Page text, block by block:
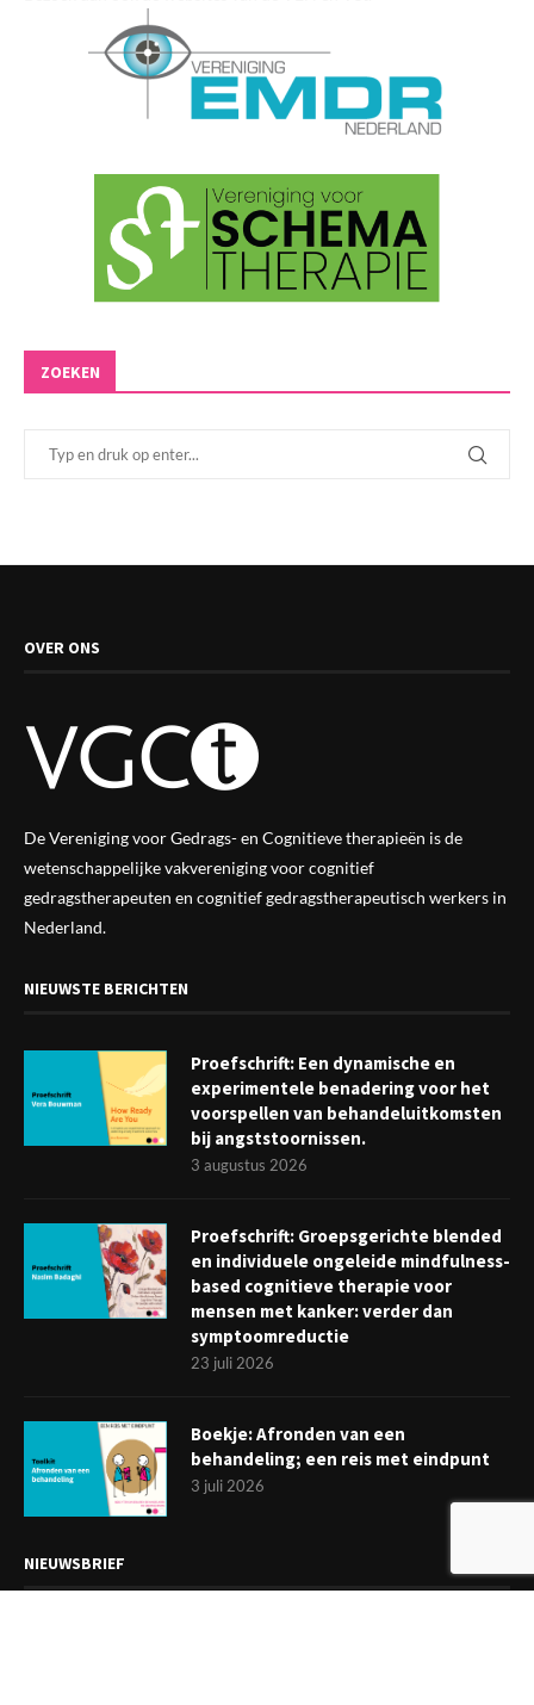
ZOEKEN
OVER ONS
De Vereniging voor Gedrags- en Cognitieve therapieën is de
wetenschappelijke vakverenigingvoor cognitief
gedragstherapeuten en cognitief gedragstherapeutisch werkers in
Nederland.
NIEUWSTE BERICHTEN
Proefschrift: Een dynamische en
experimentele benadering voor het
voorspellen van behandeluitkomsten
bij angststoornissen.
3 augustus 2026
Proefschrift: Groepsgerichte blended
en individuele ongeleide mindfulness-
based cognitieve therapie voor
mensen met kanker: verder dan
symptoomreductie
23 juli 2026
Boekje: Afronden van een
behandeling; een reis met eindpunt
3 juli 2026
NIEUWSBRIEF